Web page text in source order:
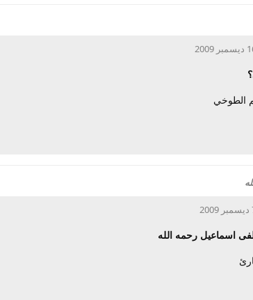
2009
الطوخي
اسماعيل رحمه الله